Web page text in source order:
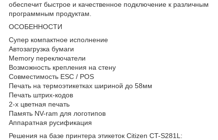
обеспечит быстрое и качественное подключение к различным
программным продуктам.
ОСОБЕННОСТИ
Супер компактное исполнение
Автозагрузка бумаги
Memory переключатели
Возможность крепления на стену
Совместимость ESC / POS
Печать на термоэтикетках шириной до 58мм
Печать штрих-кодов
2-х цветная печать
Память NV-ram для логотипов
Аппаратная русификация
Решения на базе принтера этикеток Citizen CT-S281L: